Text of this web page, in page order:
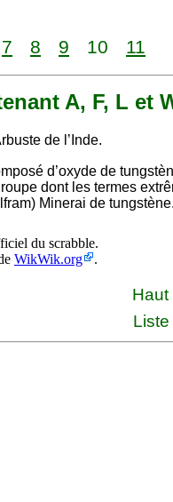
7 8 9 10 11
A, F, L et
de l’Inde.
d’oxyde de
dont les termes
Minerai de tungstène.
du scrabble.
WikWik.org .
Haut